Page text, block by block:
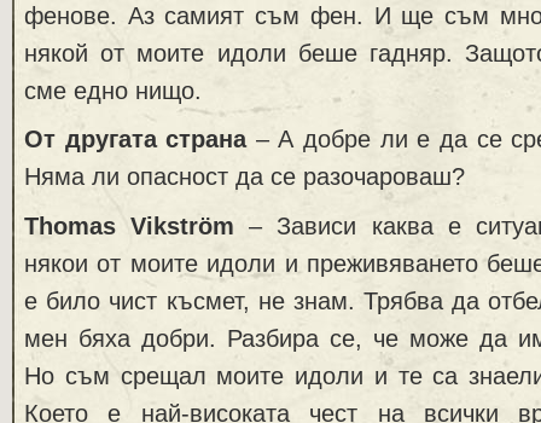
фенове. Аз самият съм фен. И ще съм
някой от моите идоли беше гадняр.
сме едно нищо.
От другата страна– А добре ли е да се
Няма ли опасност да се разочароваш?
Thomas Vikström – Зависи каква е
някои от моите идоли и преживяването
е било чист късмет, не знам. Трябва да
мен бяха добри. Разбира се, че може да
Но съм срещал моите идоли и те са
Което е най-високата чест на всички